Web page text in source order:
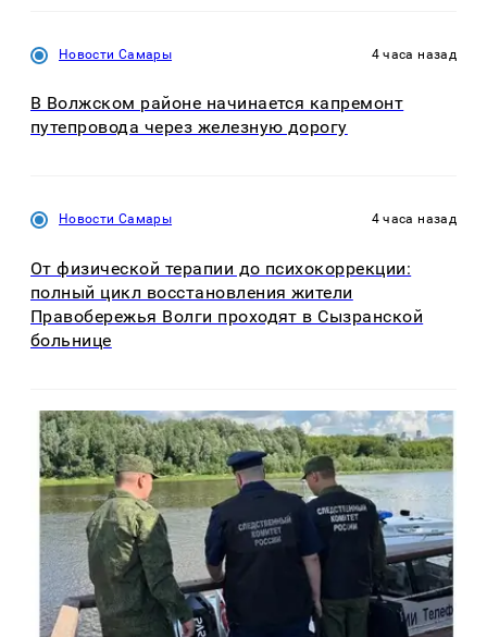
Новости Самары 4 часа назад
В Волжском районе начинается капремонт
путепровода через железную дорогу
Новости Самары 4 часа назад
От физической терапии до психокоррекции:
полный цикл восстановления жители
Правобережья Волги проходят в Сызранской
больнице